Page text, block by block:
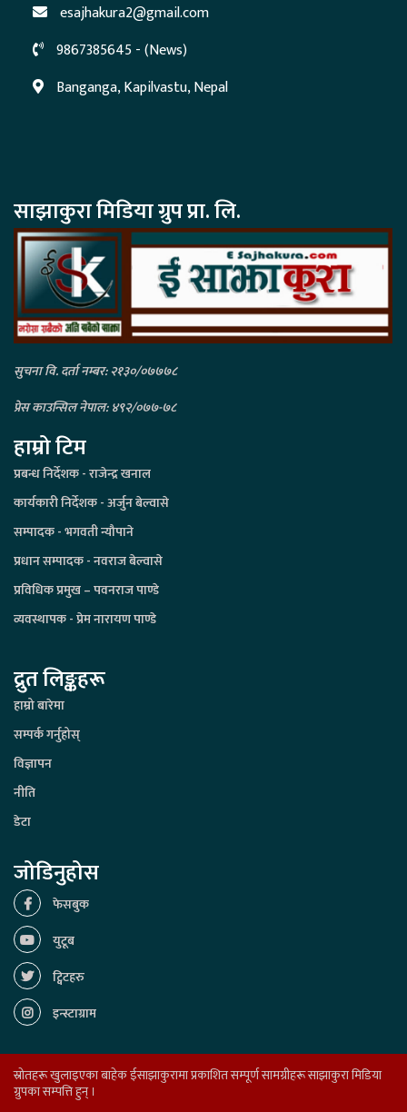
esajhakura2@gmail.com
9867385645 - (News)
Banganga, Kapilvastu, Nepal
साझाकुरा मिडिया ग्रुप प्रा. लि.
सुचना वि. दर्ता नम्बर: २१३०/०७७७८
प्रेस काउन्सिल नेपाल: ४९२/०७७-७८
हाम्रो टिम
प्रबन्ध निर्देशक - राजेन्द्र खनाल
कार्यकारी निर्देशक - अर्जुन बेल्वासे
सम्पादक - भगवती न्यौपाने
प्रधान सम्पादक - नवराज बेल्वासे
प्रविधिक प्रमुख – पवनराज पाण्डे
व्यवस्थापक - प्रेम नारायण पाण्डे
द्रुत लिङ्कहरू
हाम्रो बारेमा
सम्पर्क गर्नुहोस्
विज्ञापन
नीति
डेटा
जोडिनुहोस
फेसबुक
युटूब
ट्विटहरु
इन्स्टाग्राम
स्रोतहरू खुलाइएका बाहेक ईसाझाकुरामा प्रकाशित सम्पूर्ण सामग्रीहरू साझाकुरा मिडिया
ग्रुपका सम्पत्ति हुन् ।